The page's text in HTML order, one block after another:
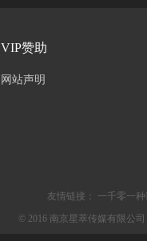
VIP赞助
网站声明
友情链接：
一千零一
© 2016 南京星萃传媒有限公司